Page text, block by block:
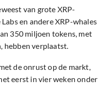
van grote XRP-
en andere XRP-whales
350 miljoen tokens, met
hebben verplaatst.
de onrust op de markt,
eerst in vier weken onder